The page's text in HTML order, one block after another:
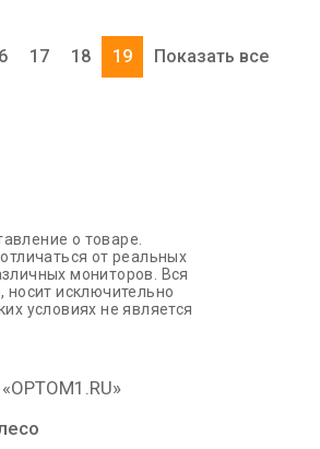
17 18 19 Показать все
о товаре.
от реальных
мониторов. Вся
исключительно
условиях не является